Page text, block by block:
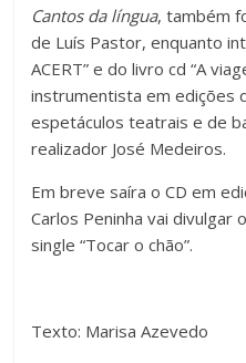
Cantos da língua, também
de Luís Pastor, enquanto
ACERT” e do livro cd “A
instrumentista em edições
espetáculos teatrais e de
realizador José Medeiros.
Em breve saíra o CD em
Carlos Peninha vai divulgar
single “Tocar o chão”.
Texto: Marisa Azevedo